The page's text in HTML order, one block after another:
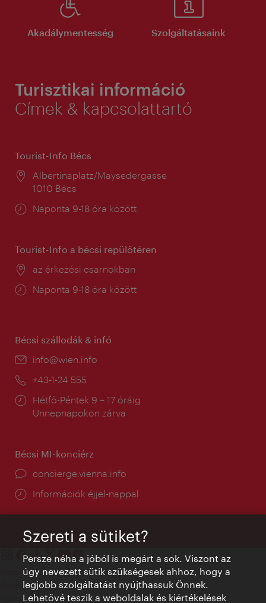
Akadálymentesség Szolgáltatásaink
Turisztikai információ
Címek & kapcsolattartó
Tourist-Info Bécs
Helyszín:
Albertinaplatz/Maysedergasse
1010 Bécs
Nyitva
Naponta 9-18 óra között
Tourist-Info a bécsi repülőtéren
Helyszín:
az érkezési csarnokban
Nyitva
Naponta 9-18 óra között
Bécsi szállodák & infó
E-
info@wien.info
Telefon:
+43-1-24 555
Nyitva
tartás:
Hétfő-Péntek 9 – 17 óráig
Ünnepnapokon zárva
Bécsi MI-konciérz
concierge.vienna.info
Információk éjjel-nappal
Kapcsolat
Credits
Adatvédelmi nyilatkozat
Szereti a sütiket?
Persze néha a jóból is megárt a sok. Viszont az
úgy nevezett sütik szükségesek ahhoz, hogy a
legjobb szolgáltatást nyújthassuk Önnek.
Lehetővé teszik a weboldalak és kiértékelések